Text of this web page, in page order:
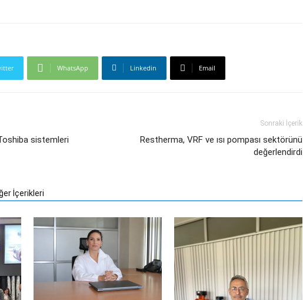
WhatsApp Linkedin Email
sistemleri
Sonraki İçerik
Restherma, VRF ve ısı pompası sektörünü
değerlendirdi
İçerikleri